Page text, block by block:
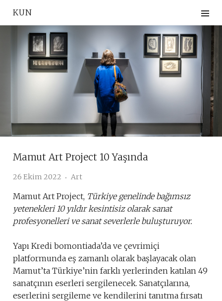
content
KUN
Mamut Art Project 10 Yaşında
26 Ekim 2022 Art
Mamut Art Project, Türkiye genelinde bağımsız
yetenekleri 10 yıldır kesintisiz olarak sanat
profesyonelleri ve sanat severlerle buluşturuyor.
Yapı Kredi bomontiada’da ve çevrimiçi
platformunda eş zamanlı olarak başlayacak olan
Mamut’ta Türkiye’nin farklı yerlerinden katılan 49
sanatçının eserleri sergilenecek. Sanatçılarına,
eserlerini sergileme ve kendilerini tanıtma fırsatı